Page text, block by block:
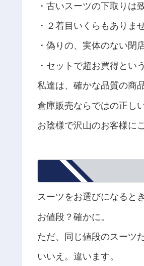
・古いスーツの下取りは
・２着目いくらもありま
・偽りの、実体のない閉
・セットで超お買得とい
私達は、確かな品質の商
倉庫販売ならではの正し
お陰様で沢山のお客様に
スーツをお選びになると
お値段？確かに。
ただ、同じ値段のスーツ
いいえ。違います。